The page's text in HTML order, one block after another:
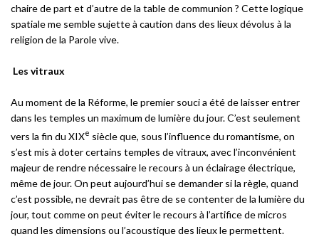
chaire de part et d’autre de la table de communion ? Cette logique
spatiale me semble sujette à caution dans des lieux dévolus à la
religion de la Parole vive.
Les vitraux
Au moment de la Réforme, le premier souci a été de laisser entrer
dans les temples un maximum de lumière du jour. C’est seulement
vers la fin du XIXe siècle que, sous l’influence du romantisme, on
s’est mis à doter certains temples de vitraux, avec l’inconvénient
majeur de rendre nécessaire le recours à un éclairage électrique,
même de jour. On peut aujourd’hui se demander si la règle, quand
c’est possible, ne devrait pas être de se contenter de la lumière du
jour, tout comme on peut éviter le recours à l’artifice de micros
quand les dimensions ou l’acoustique des lieux le permettent.